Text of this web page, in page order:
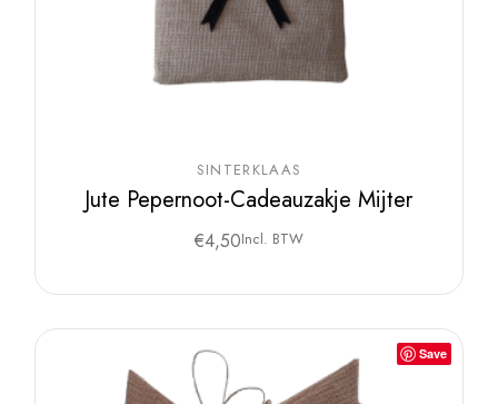
SINTERKLAAS
Jute Pepernoot-Cadeauzakje Mijter
€4,50Incl. BTW
Save